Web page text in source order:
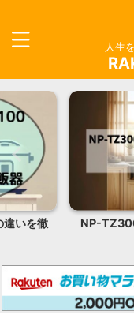
人生
比較！
通販で靴